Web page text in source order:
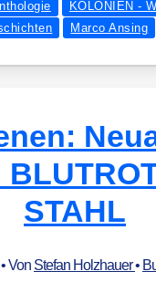
KOLONIEN -
Marco Ansing
STAHL
• Von Stefan Holzhauer•